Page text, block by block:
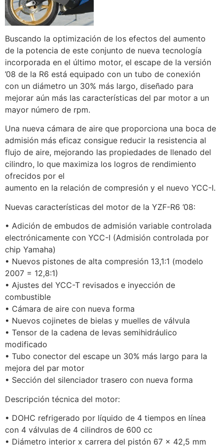
Buscando la optimización de los efectos del aumento
de la potencia de este conjunto de nueva tecnología
incorporada en el último motor, el escape de la versión
’08 de la R6 está equipado con un tubo de conexión
con un diámetro un 30% más largo, diseñado para
mejorar aún más las características del par motor a un
mayor número de rpm.
Una nueva cámara de aire que proporciona una boca de
admisión más eficaz consigue reducir la resistencia al
flujo de aire, mejorando las propiedades de llenado del
cilindro, lo que maximiza los logros de rendimiento
ofrecidos por el
aumento en la relación de compresión y el nuevo YCC-I.
Nuevas características del motor de la YZF-R6 ’08:
• Adición de embudos de admisión variable controlada
electrónicamente con YCC-I (Admisión controlada por
chip Yamaha)
• Nuevos pistones de alta compresión 13,1:1 (modelo
2007 = 12,8:1)
• Ajustes del YCC-T revisados e inyección de
combustible
• Cámara de aire con nueva forma
• Nuevos cojinetes de bielas y muelles de válvula
• Tensor de la cadena de levas semihidráulico
modificado
• Tubo conector del escape un 30% más largo para la
mejora del par motor
• Sección del silenciador trasero con nueva forma
Descripción técnica del motor:
• DOHC refrigerado por líquido de 4 tiempos en línea
con 4 válvulas de 4 cilindros de 600 cc
• Diámetro interior x carrera del pistón 67 x 42,5 mm